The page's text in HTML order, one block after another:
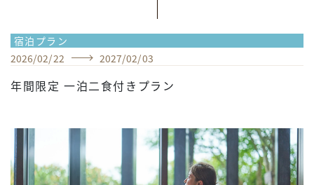
宿泊プラン
2026/02/22 2027/02/03
年間限定 一泊二食付きプラン